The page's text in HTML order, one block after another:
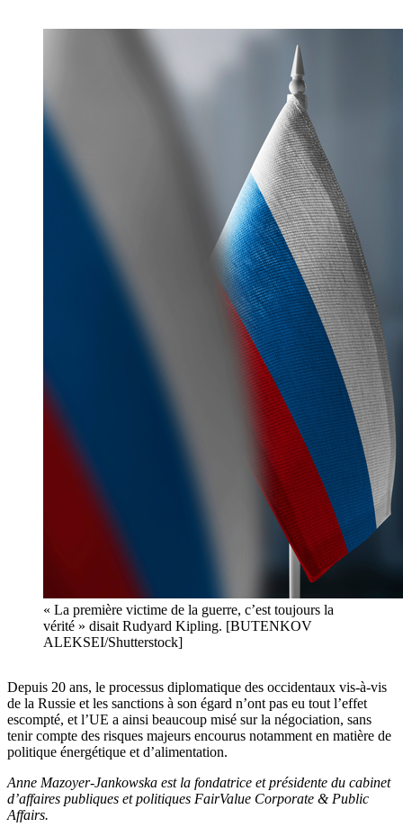
« La première victime de la guerre, c’est toujours la
vérité » disait Rudyard Kipling. [BUTENKOV
ALEKSEI/Shutterstock]
Depuis 20 ans, le processus diplomatique des occidentaux vis-à-vis
de la Russie et les sanctions à son égard n’ont pas eu tout l’effet
escompté, et l’UE a ainsi beaucoup misé sur la négociation, sans
tenir compte des risques majeurs encourus notamment en matière de
politique énergétique et d’alimentation.
Anne Mazoyer-Jankowska est la fondatrice et présidente du cabinet
d’affaires publiques et politiques FairValue Corporate & Public
Affairs.